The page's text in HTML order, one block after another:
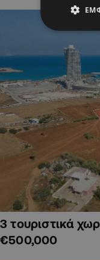
3 τουριστικά
€500,000